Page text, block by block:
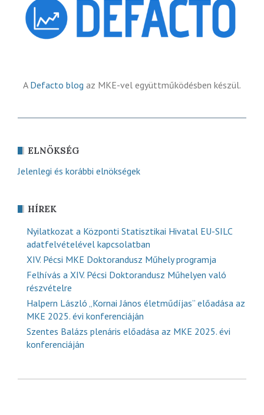
A Defacto blog az MKE-vel együttműködésben készül.
ELNÖKSÉG
Jelenlegi és korábbi elnökségek
HÍREK
Nyilatkozat a Központi Statisztikai Hivatal EU-SILC
adatfelvételével kapcsolatban
XIV. Pécsi MKE Doktorandusz Műhely programja
Felhívás a XIV. Pécsi Doktorandusz Műhelyen való
részvételre
Halpern László „Kornai János életműdíjas” előadása az
MKE 2025. évi konferenciáján
Szentes Balázs plenáris előadása az MKE 2025. évi
konferenciáján